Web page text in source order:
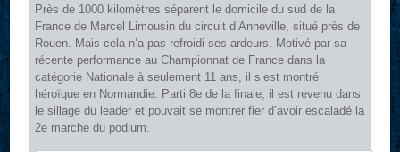
Près de 1000 kilomètres séparent le domicile du sud de la
France de Marcel Limousin du circuit d’Anneville, situé près de
Rouen. Mais cela n’a pas refroidi ses ardeurs. Motivé par sa
récente performance au Championnat de France dans la
catégorie Nationale à seulement 11 ans, il s’est montré
héroïque en Normandie. Parti 8e de la finale, il est revenu dans
le sillage du leader et pouvait se montrer fier d’avoir escaladé la
2e marche du podium.